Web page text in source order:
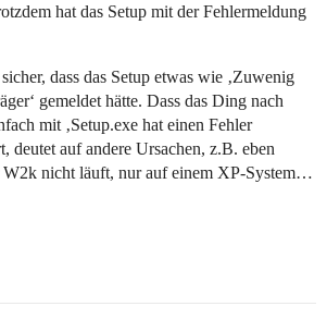
hat das Setup mit der Fehlermeldung
dass das Setup etwas wie ‚Zuwenig
gemeldet hätte. Dass das Ding nach
mit ‚Setup.exe hat einen Fehler
deutet auf andere Ursachen, z.B. eben
W2k nicht läuft, nur auf einem XP-System…